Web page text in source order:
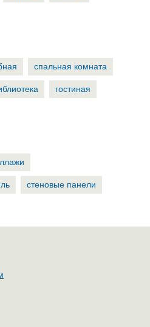
спальная комната
гостиная
стеновые панели